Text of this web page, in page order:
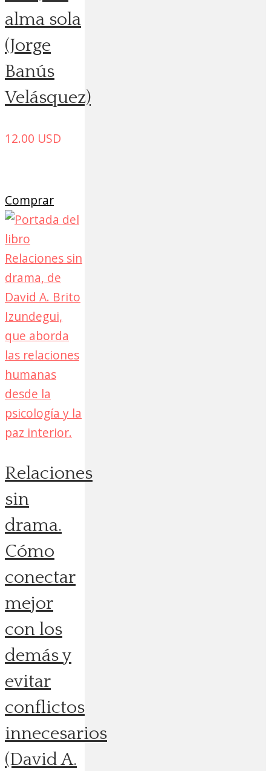
alma sola
(Jorge
Banús
Velásquez)
12.00 USD
Comprar
Relaciones
sin
drama.
Cómo
conectar
mejor
con los
demás y
evitar
conflictos
innecesarios
(David A.